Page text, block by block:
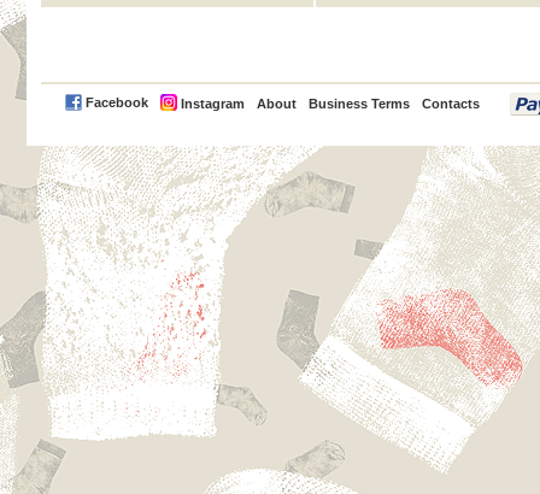
Facebook Instagram About Business Terms Contacts
PayPal